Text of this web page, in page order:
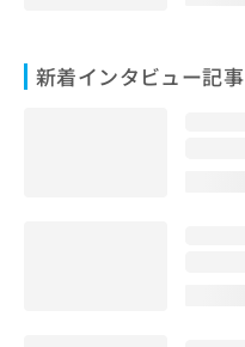
新着インタビュー記事